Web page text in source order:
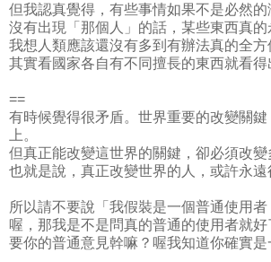
但我認真覺得，有些事情如果不是必然的
沒有出現「那個人」的話，某些東西真的
我想人類應該還沒有多到有辦法真的全方
其實看國家各自有不同擅長的東西就看得
==
有時候覺得很矛盾。世界重要的改變關
上。
但真正能改變這世界的關鍵，卻必須改變
也就是說，真正改變世界的人，或許永遠
所以請不要說「我假裝是一個普通使用者
喔，那我是不是問真的普通的使用者就好
要你的普通意見幹嘛？喔我知道你確實